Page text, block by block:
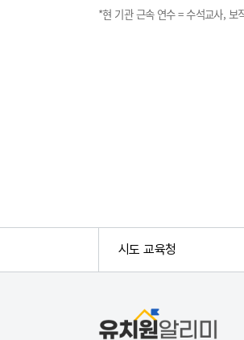
*현 기관 근속 연수 = 수석교사, 보
시도 교육청
유치원알리미